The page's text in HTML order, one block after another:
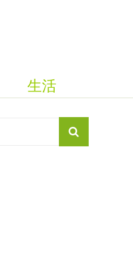
生活